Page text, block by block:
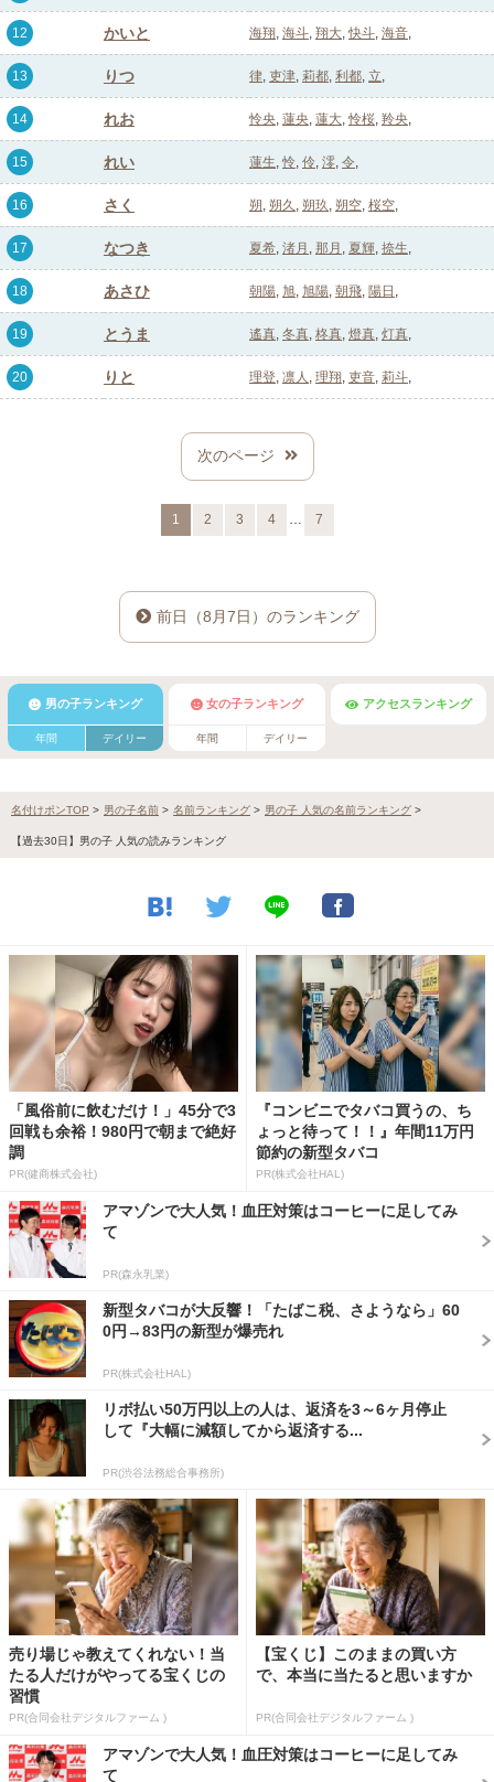
12 かいと 海翔 海斗 翔大 快斗 海音
13 りつ 律 吏津 莉都 利都 立
14 れお 怜央 蓮央 蓮大 怜桜 羚央
15 れい 蓮生 怜 伶 澪 令
16 さく 朔 朔久 朔玖 朔空 桜空
17 なつき 夏希 渚月 那月 夏輝 捺生
18 あさひ 朝陽 旭 旭陽 朝飛 陽日
19 とうま 遙真 冬真 柊真 燈真 灯真
20 りと 理登 凛人 理翔 吏音 莉斗
次のページ
1 2 3 4 7
前日（8月7日）のランキング
男の子ランキング
年間 デイリー
女の子ランキング
年間 デイリー
アクセスランキング
名付けポンTOP > 男の子名前 > 名前ランキング > 男の子 人気の名前ランキング >
【過去30日】男の子 人気の読みランキング
「風俗前に飲むだけ！」45分で3
回戦も余裕！980円で朝まで絶好
調
PR(健商株式会社)
『コンビニでタバコ買うの、ち
ょっと待って！！』年間11万円
節約の新型タバコ
PR(株式会社HAL)
アマゾンで大人気！血圧対策はコーヒーに足してみ
て
PR(森永乳業)
新型タバコが大反響！「たばこ税、さようなら」60
0円→83円の新型が爆売れ
PR(株式会社HAL)
リボ払い50万円以上の人は、返済を3～6ヶ月停止
して『大幅に減額してから返済する...
PR(渋谷法務総合事務所)
売り場じゃ教えてくれない！当
たる人だけがやってる宝くじの
習慣
PR(合同会社デジタルファーム )
【宝くじ】このままの買い方
で、本当に当たると思いますか
PR(合同会社デジタルファーム )
アマゾンで大人気！血圧対策はコーヒーに足してみ
て